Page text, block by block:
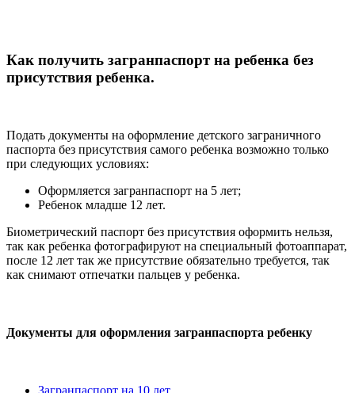
Как получить загранпаспорт на ребенка без
присутствия ребенка.
Подать документы на оформление детского заграничного
паспорта без присутствия самого ребенка возможно только
при следующих условиях:
Оформляется загранпаспорт на 5 лет;
Ребенок младше 12 лет.
Биометрический паспорт без присутствия оформить нельзя,
так как ребенка фотографируют на специальный фотоаппарат,
после 12 лет так же присутствие обязательно требуется, так
как снимают отпечатки пальцев у ребенка.
Документы для оформления загранпаспорта ребенку